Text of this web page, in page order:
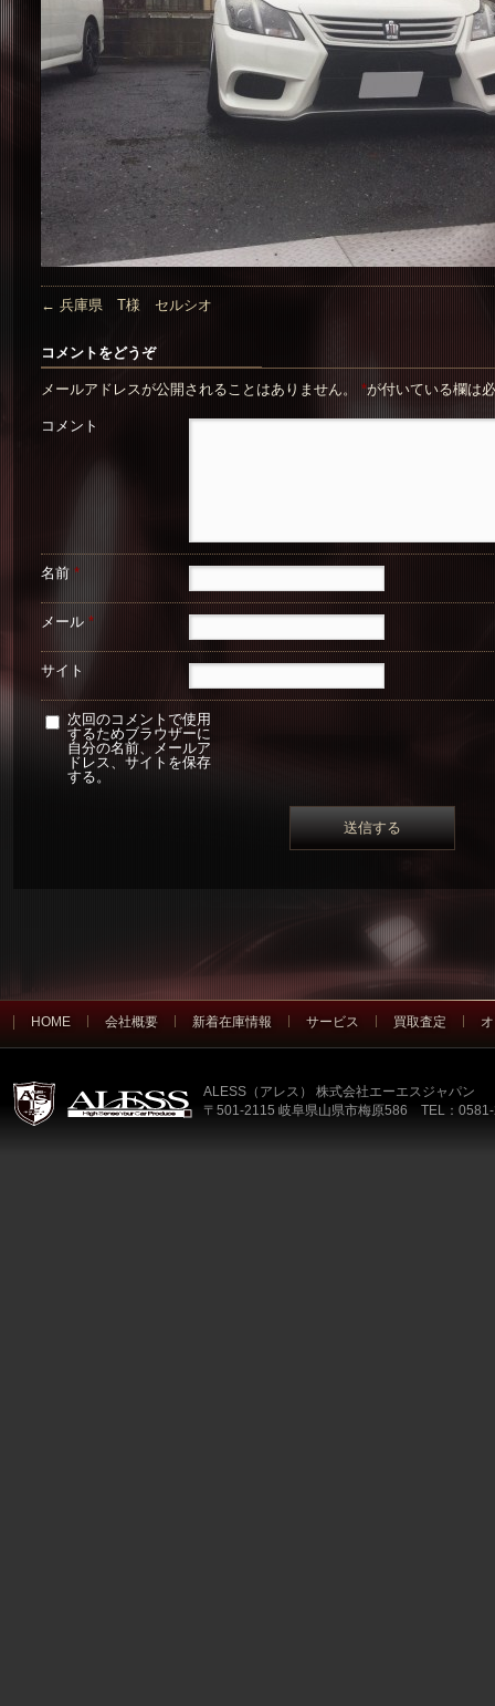
← 兵庫県 T様 セルシオ
コメントをどうぞ
メールアドレスが公開されることはありません。 *が付いている欄は
コメント
名前 *
メール *
サイト
次回のコメントで使用
するためブラウザーに
自分の名前、メールア
ドレス、サイトを保存
する。
HOME 会社概要 新着在庫情報 サービス 買取査定
ALESS（アレス） 株式会社エーエスジャパン
〒501-2115 岐阜県山県市梅原586 TEL：